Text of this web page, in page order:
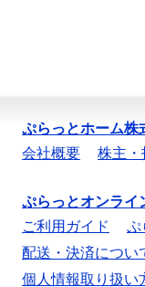
ぷらっとホーム株
会社概要
株主・
ぷらっとオンライ
ご利用ガイド
ぷ
配送・決済につい
個人情報取り扱い